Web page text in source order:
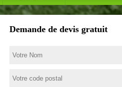
Demande de devis gratuit